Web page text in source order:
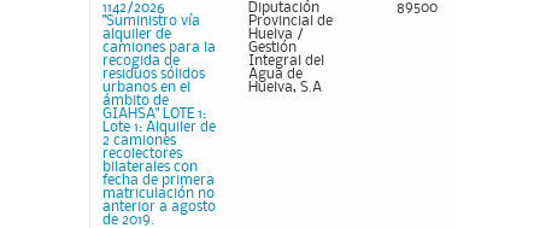
1142/2026
"Suministro vía
alquiler de
camiones para la
recogida de
residuos sólidos
urbanos en el
ámbito de
GIAHSA" LOTE 1:
Lote 1: Alquiler de
2 camiones
recolectores
bilaterales con
fecha de primera
matriculación no
anterior a agosto
de 2019.
Diputación
Provincial de
Huelva /
Gestión
Integral del
Agua de
Huelva, S.A
89500